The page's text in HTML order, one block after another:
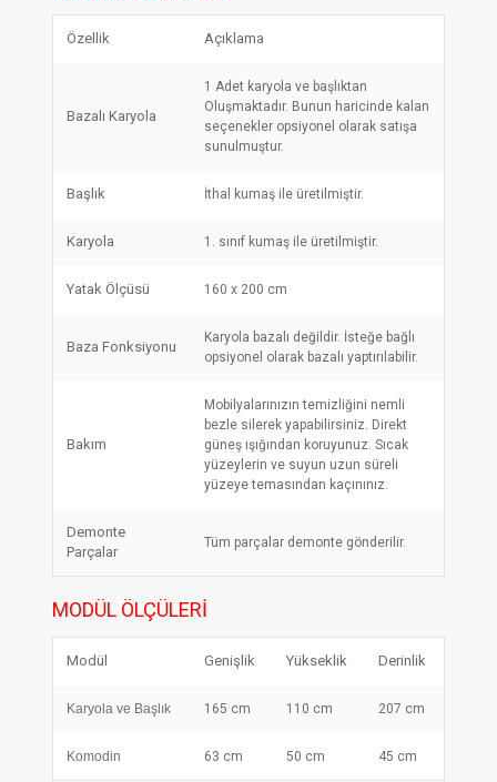
Özellik Açıklama
Bazalı Karyola
1 Adet karyola ve başlıktan
Oluşmaktadır. Bunun haricinde kalan
seçenekler opsiyonel olarak satışa
sunulmuştur.
Başlık İthal kumaş ile üretilmiştir.
Karyola 1. sınıf kumaş ile üretilmiştir.
Yatak Ölçüsü 160 x 200 cm
Baza Fonksiyonu
Karyola bazalı değildir. İsteğe bağlı
opsiyonel olarak bazalı yaptırılabilir.
Bakım
Mobilyalarınızın temizliğini nemli
bezle silerek yapabilirsiniz. Direkt
güneş ışığından koruyunuz. Sıcak
yüzeylerin ve suyun uzun süreli
yüzeye temasından kaçınınız.
Demonte
Parçalar
Tüm parçalar demonte gönderilir.
MODÜL ÖLÇÜLERI
Modül Genişlik Yükseklik Derinlik
Karyola ve Başlık 165 cm 110 cm 207 cm
Komodin 63 cm 50 cm 45 cm